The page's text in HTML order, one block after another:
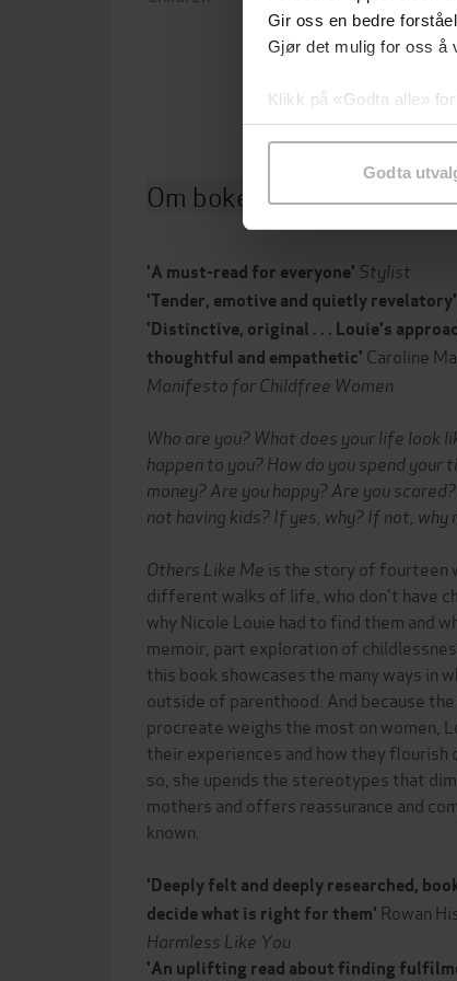
Gir oss en bedre
Gjør det mulig for oss å
Klikk på «Godta alle»
samtykke til spesifikke
Godta
Om boken
'A must-read for everyone' Stylist
'Tender, emotive and quietly revelatory'
'Distinctive, original . . . Louie's
thoughtful and empathetic' Caroline
Manifesto for Childfree Women
Who are you? What does your life look
happen to you? How do you spend your
money? Are you happy? Are you
not having kids? If yes, why? If not, why
Others Like Me is the story of fourteen
different walks of life, who don't have
why Nicole Louie had to find them and
memoir, part exploration of
this book showcases the many ways in
outside of parenthood. And because
procreate weighs the most on women,
their experiences and how they
so, she upends the stereotypes that
mothers and offers reassurance and
known.
'Deeply felt and deeply researched,
decide what is right for them' Rowan
Harmless Like You
'An uplifting read about finding